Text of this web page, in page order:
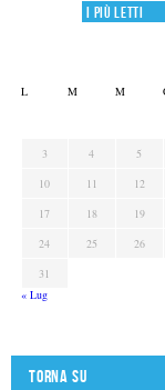
I più letti
L M M
3
4 5
10
11 12
17
18 19
24
25 26
31
« Lug
Torna su